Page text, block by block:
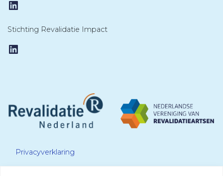
LinkedIn
Stichting Revalidatie Impact
LinkedIn
Privacyverklaring